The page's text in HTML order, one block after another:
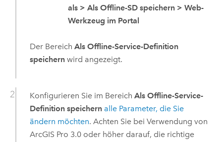
als > Als Offline-SD speichern > Web-
Werkzeug im Portal
Der Bereich Als Offline-Service-Definition
speichernwird angezeigt.
Konfigurieren Sie im Bereich Als Offline-Service-
Definition speichern alle Parameter, die Sie
ändern möchten. Achten Sie bei Verwendung von
ArcGIS Pro 3.0 oder höher darauf, die richtige